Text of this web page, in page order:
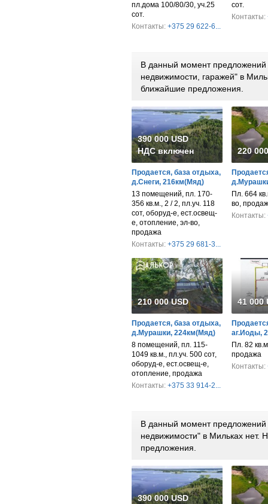
пл.дома 100/80/30, уч.25
сот.
Контакты: +375 29 622-6...
сот.
Контакты:
В данный момент
недвижимости, гаражей" в
ближайшие предложения.
390 000 USD
НДС включен
Продается, база отдыха,
д.Снеги, 216км(Мяд)
13 помещений, пл. 170-
356 кв.м., 2 / 2, пл.уч. 118
сот, оборуд-е, ест.освещ-
е, отопление, эл-во,
продажа
Контакты: +375 29 681-3...
220
Пл. 664
во,
Контакты:
210 000 USD
Продается, база отдыха,
д.Мурашки, 224км(Мяд)
8 помещений, пл. 115-
1049 кв.м., пл.уч. 500 сот,
оборуд-е, ест.освещ-е,
отопление, продажа
Контакты: +375 33 914-2...
41 000
аг.Иоды,
Пл. 82
продажа
Контакты:
В данный момент
недвижимости" в Мильках нет.
предложения.
390 000 USD